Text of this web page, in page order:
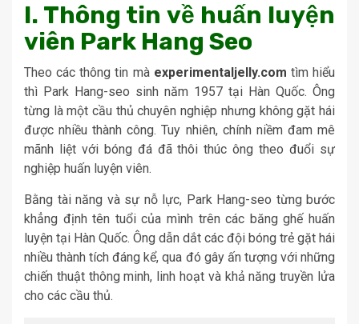
I. Thông tin về huấn luyện
viên Park Hang Seo
Theo các thông tin màexperimentaljelly.com tìm hiểu
thì Park Hang-seo sinh năm 1957 tại Hàn Quốc. Ông
từng là một cầu thủ chuyên nghiệp nhưng không gặt hái
được nhiều thành công. Tuy nhiên, chính niềm đam mê
mãnh liệt với bóng đá đã thôi thúc ông theo đuổi sự
nghiệp huấn luyện viên.
Bằng tài năng và sự nỗ lực, Park Hang-seo từng bước
khẳng định tên tuổi của mình trên các băng ghế huấn
luyện tại Hàn Quốc. Ông dẫn dắt các đội bóng trẻ gặt hái
nhiều thành tích đáng kể, qua đó gây ấn tượng với những
chiến thuật thông minh, linh hoạt và khả năng truyền lửa
cho các cầu thủ.